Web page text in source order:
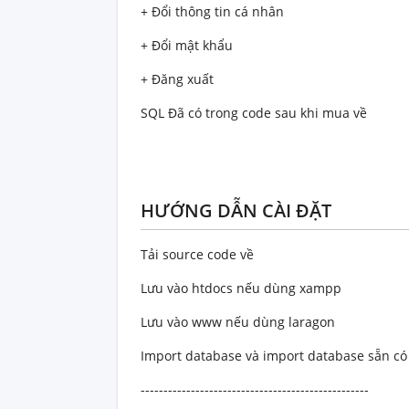
+ Đổi thông tin cá nhân
+ Đổi mật khẩu
+ Đăng xuất
SQL Đã có trong code sau khi mua về
HƯỚNG DẪN CÀI ĐẶT
Tải source code về
Lưu vào htdocs nếu dùng xampp
Lưu vào www nếu dùng laragon
Import database và import database sẵn
--------------------------------------------------